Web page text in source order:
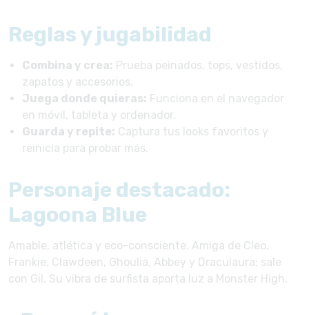
Reglas y jugabilidad
Combina y crea: Prueba peinados, tops, vestidos,
zapatos y accesorios.
Juega donde quieras: Funciona en el navegador
en móvil, tableta y ordenador.
Guarda y repite: Captura tus looks favoritos y
reinicia para probar más.
Personaje destacado:
Lagoona Blue
Amable, atlética y eco-consciente. Amiga de Cleo,
Frankie, Clawdeen, Ghoulia, Abbey y Draculaura; sale
con Gil. Su vibra de surfista aporta luz a Monster High.